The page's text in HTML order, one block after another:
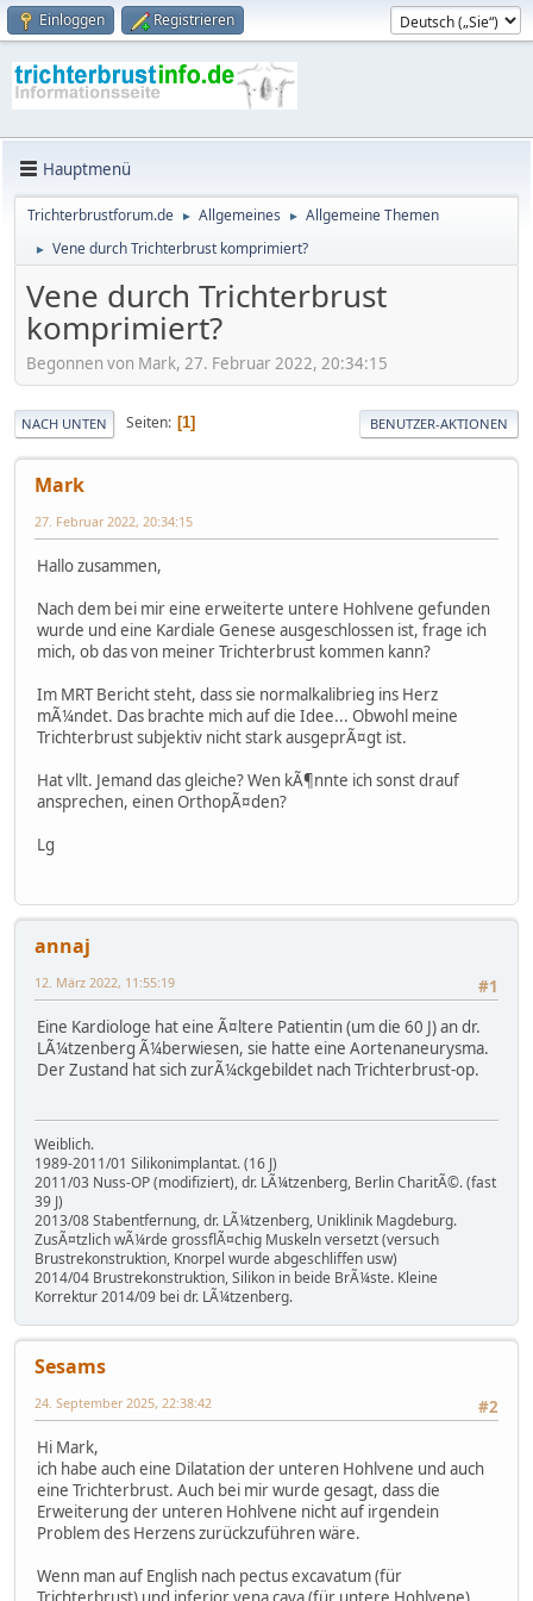
Einloggen Registrieren
Hauptmenü
Trichterbrustforum.de ► Allgemeines ► Allgemeine Themen
► Vene durch Trichterbrust komprimiert?
Vene durch Trichterbrust
komprimiert?
Begonnen von Mark, 27. Februar 2022, 20:34:15
NACH UNTEN Seiten 1 BENUTZER-AKTIONEN
Mark
27. Februar 2022, 20:34:15
Hallo zusammen,
Nach dem bei mir eine erweiterte untere Hohlvene gefunden
wurde und eine Kardiale Genese ausgeschlossen ist, frage ich
mich, ob das von meiner Trichterbrust kommen kann?
Im MRT Bericht steht, dass sie normalkalibrieg ins Herz
mÃ¼ndet. Das brachte mich auf die Idee... Obwohl meine
Trichterbrust subjektiv nicht stark ausgeprÃ¤gt ist.
Hat vllt. Jemand das gleiche? Wen kÃ¶nnte ich sonst drauf
ansprechen, einen OrthopÃ¤den?
Lg
annaj
#1
12. März 2022, 11:55:19
Eine Kardiologe hat eine Ã¤ltere Patientin (um die 60 J) an dr.
LÃ¼tzenberg Ã¼berwiesen, sie hatte eine Aortenaneurysma.
Der Zustand hat sich zurÃ¼ckgebildet nach Trichterbrust-op.
Weiblich.
1989-2011/01 Silikonimplantat. (16 J)
2011/03 Nuss-OP (modifiziert), dr. LÃ¼tzenberg, Berlin CharitÃ©. (fast
39 J)
2013/08 Stabentfernung, dr. LÃ¼tzenberg, Uniklinik Magdeburg.
ZusÃ¤tzlich wÃ¼rde grossflÃ¤chig Muskeln versetzt (versuch
Brustrekonstruktion, Knorpel wurde abgeschliffen usw)
2014/04 Brustrekonstruktion, Silikon in beide BrÃ¼ste. Kleine
Korrektur 2014/09 bei dr. LÃ¼tzenberg.
Sesams
#2
24. September 2025, 22:38:42
Hi Mark,
ich habe auch eine Dilatation der unteren Hohlvene und auch
eine Trichterbrust. Auch bei mir wurde gesagt, dass die
Erweiterung der unteren Hohlvene nicht auf irgendein
Problem des Herzens zurückzuführen wäre.
Wenn man auf English nach pectus excavatum (für